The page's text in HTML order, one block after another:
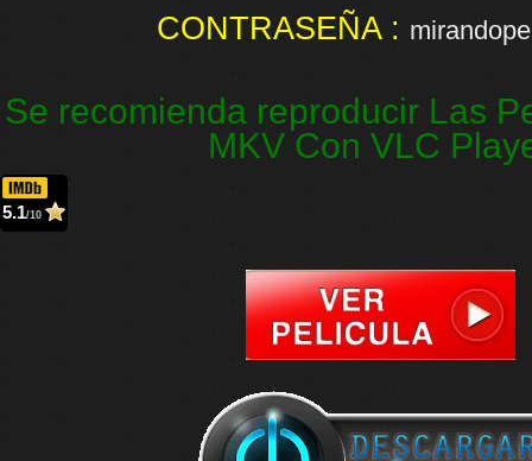
CONTRASEÑA :
Se recomienda reproducir Las
MKV Con VLC
5.1/10